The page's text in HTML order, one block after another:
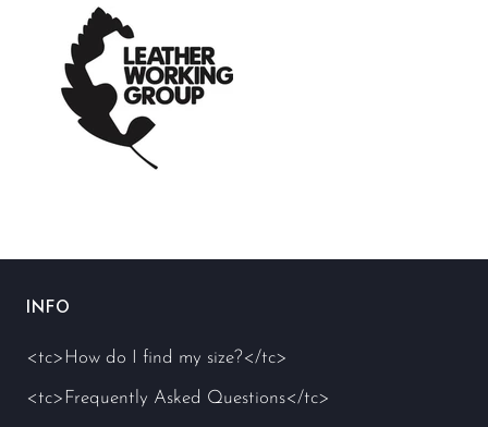
INFO
<tc>How do I find my size?</tc>
<tc>Frequently Asked Questions</tc>